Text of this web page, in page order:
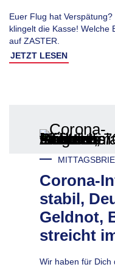
Euer Flug hat
klingelt die Kasse! Welche
auf ZASTER.
JETZT LESEN
Corona-
stabil,
Geldnot,
streicht
Wir haben für Dich